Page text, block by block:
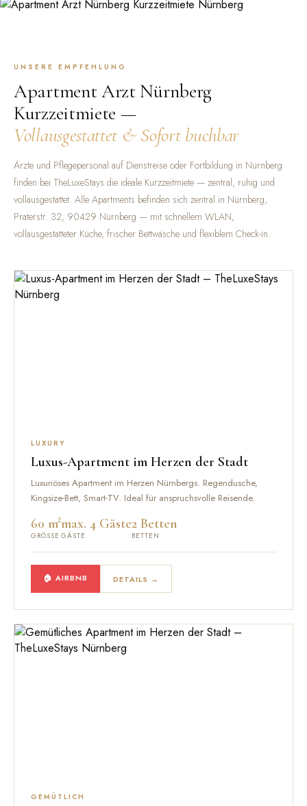
UNSERE EMPFEHLUNG
Apartment Arzt Nürnberg
Kurzzeitmiete —
Vollausgestattet & Sofort buchbar
Ärzte und Pflegepersonal auf Dienstreise oder Fortbildung in Nürnberg
finden bei TheLuxeStays die ideale Kurzzeitmiete — zentral, ruhig und
vollausgestattet. Alle Apartments befinden sich zentral in Nürnberg,
Praterstr. 32, 90429 Nürnberg — mit schnellem WLAN,
vollausgestatteter Küche, frischer Bettwäsche und flexiblem Check-in.
LUXURY
Luxus-Apartment im Herzen der Stadt
Luxuriöses Apartment im Herzen Nürnbergs. Regendusche,
Kingsize-Bett, Smart-TV. Ideal für anspruchsvolle Reisende.
60 m²
GRÖSSE
max. 4 Gäste
GÄSTE
2 Betten
BETTEN
🏠 AIRBNB DETAILS →
GEMÜTLICH